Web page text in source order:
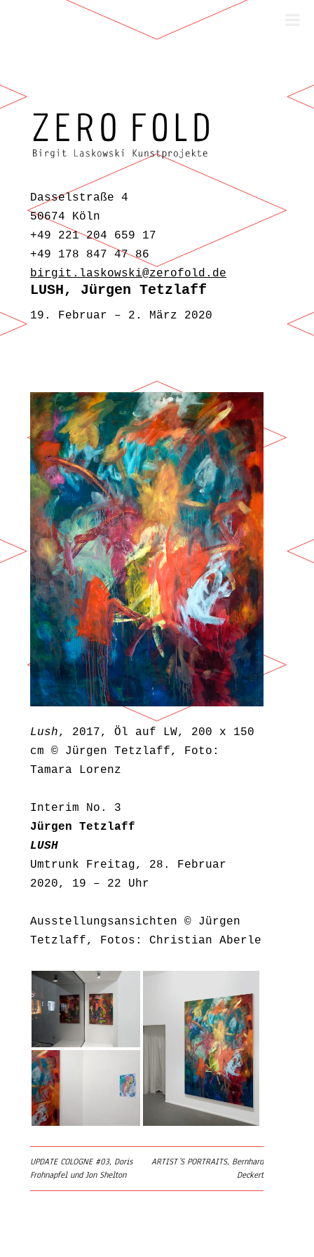
Zum Inhalt springen
Dasselstraße 4
50674 Köln
+49 221 204 659 17
+49 178 847 47 86
birgit.laskowski@zerofold.de
LUSH, Jürgen Tetzlaff
19. Februar – 2. März 2020
Lush, 2017, Öl auf LW, 200 x 150
cm © Jürgen Tetzlaff, Foto:
Tamara Lorenz
Interim No. 3
Jürgen Tetzlaff
LUSH
Umtrunk Freitag, 28. Februar
2020, 19 – 22 Uhr
Ausstellungsansichten © Jürgen
Tetzlaff, Fotos: Christian Aberle
Beitrags-Navigation
UPDATE COLOGNE #03, Doris
Frohnapfel und Jon Shelton
ARTIST´S PORTRAITS, Bernhard
Deckert